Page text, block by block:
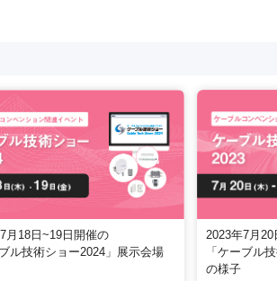
月18日~19日開催の
ブル技術ショー2024」展示会場
2023年7月
「ケーブル
の様子